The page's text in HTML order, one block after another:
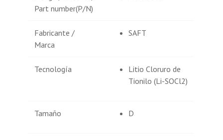
Part number(P/N)
Fabricante /
Marca
SAFT
Tecnología
Litio Cloruro de
Tionilo (Li-SOCl2)
Tamaño D